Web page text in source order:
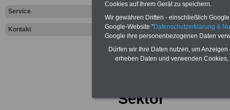
Service
Kontakt
Zur Übersicht
dem
Sektor
Cookies auf Ihrem Gerät zu speichern.
Wir gewähren Dritten - einschließlich
Google-Website "Datenschutzerklärung &
Google ihre personenbezogenen Daten
Dürfen wir Ihre Daten nutzen, um
erheben Daten und verwenden